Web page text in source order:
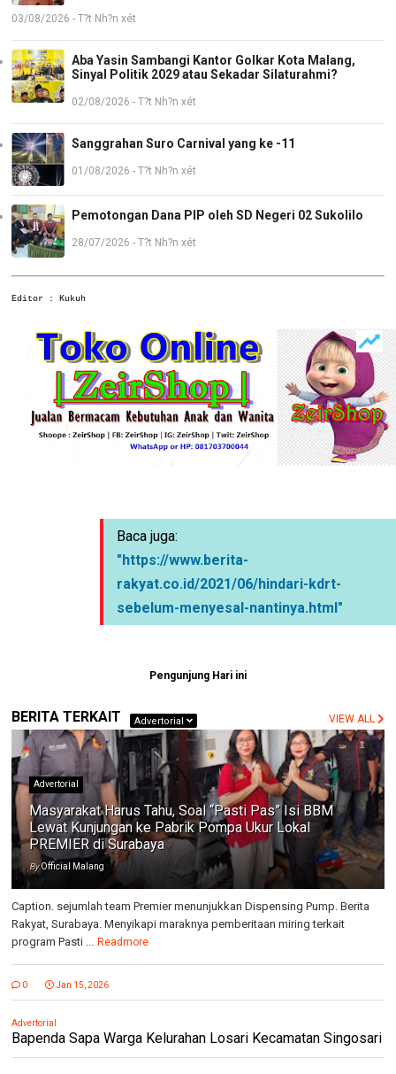
03/08/2026 - T?t Nh?n xét
Aba Yasin Sambangi Kantor Golkar Kota Malang,
Sinyal Politik 2029 atau Sekadar Silaturahmi?
02/08/2026 - T?t Nh?n xét
Sanggrahan Suro Carnival yang ke -11
01/08/2026 - T?t Nh?n xét
Pemotongan Dana PIP oleh SD Negeri 02 Sukolilo
28/07/2026 - T?t Nh?n xét
Editor : Kukuh
Baca juga:
"https://www.berita-
rakyat.co.id/2021/06/hindari-kdrt-
sebelum-menyesal-nantinya.html"
Pengunjung Hari ini
BERITA TERKAIT Advertorial VIEW ALL
Advertorial
Masyarakat Harus Tahu, Soal “Pasti Pas” Isi BBM
Lewat Kunjungan ke Pabrik Pompa Ukur Lokal
PREMIER di Surabaya
ByOfficial Malang
Caption. sejumlah team Premier menunjukkan Dispensing Pump. Berita
Rakyat, Surabaya. Menyikapi maraknya pemberitaan miring terkait
program Pasti ...
Readmore
0 Jan 15, 2026
Advertorial
Bapenda Sapa Warga Kelurahan Losari Kecamatan Singosari